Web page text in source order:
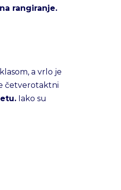
rangiranje.
a vrlo je
četverotaktni
Iako su